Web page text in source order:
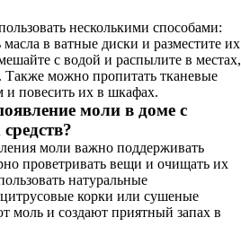
несколькими способами:
масла в ватные диски и разместите их
с водой и распылите в местах,
Также можно пропитать тканевые
повесить их в шкафах.
моли в доме с
моли важно поддерживать
проветривать вещи и очищать их
натуральные
корки или сушеные
моль и создают приятный запах в